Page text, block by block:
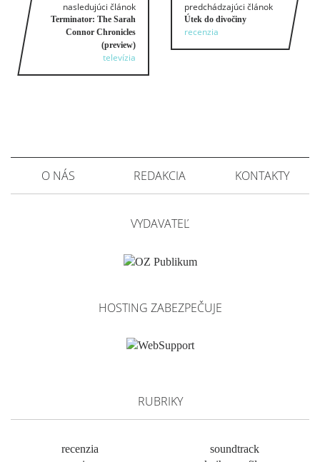
nasledujúci článok
Terminator: The Sarah
Connor Chronicles
(preview)
televízia
predchádzajúci článok
Útek do divočiny
recenzia
O NÁS REDAKCIA KONTAKTY
VYDAVATEĽ
HOSTING ZABEZPEČUJE
RUBRIKY
recenzia
soundtrack